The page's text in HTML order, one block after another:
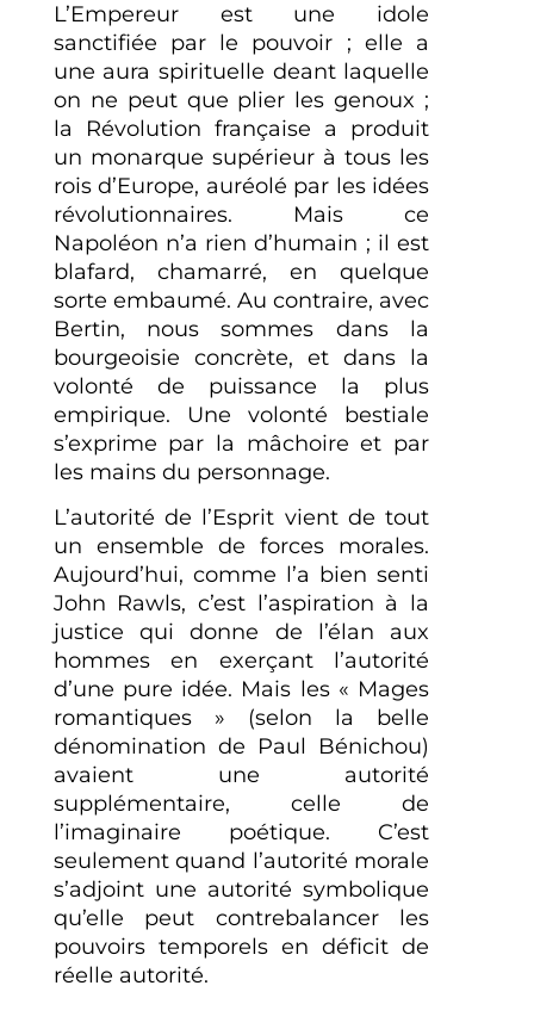
L’Empereur est une idole
sanctifiée par le pouvoir ; elle a
une aura spirituelle deant laquelle
on ne peut que plier les genoux ;
la Révolution française a produit
un monarque supérieur à tous les
rois d’Europe, auréolé par les idées
révolutionnaires. Mais ce
Napoléon n’a rien d’humain ; il est
blafard, chamarré, en quelque
sorte embaumé. Au contraire, avec
Bertin, nous sommes dans la
bourgeoisie concrète, et dans la
volonté de puissance la plus
empirique. Une volonté bestiale
s’exprime par la mâchoire et par
les mains du personnage.
L’autorité de l’Esprit vient de tout
un ensemble de forces morales.
Aujourd’hui, comme l’a bien senti
John Rawls, c’est l’aspiration à la
justice qui donne de l’élan aux
hommes en exerçant l’autorité
d’une pure idée. Mais les « Mages
romantiques » (selon la belle
dénomination de Paul Bénichou)
avaient une autorité
supplémentaire, celle de
l’imaginaire poétique. C’est
seulement quand l’autorité morale
s’adjoint une autorité symbolique
qu’elle peut contrebalancer les
pouvoirs temporels en déficit de
réelle autorité.